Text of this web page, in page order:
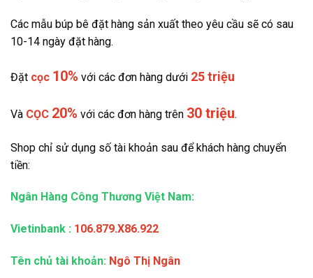
Các mẫu búp bê đặt hàng sản xuất theo yêu cầu sẽ có sau
10-14 ngày đặt hàng.
Đặt cọc 10% với các đơn hàng dưới 25 triệu
Và CỌC 20% với các đơn hàng trên 30 triệu.
Shop chỉ sử dụng số tài khoản sau để khách hàng chuyển
tiền:
Ngân Hàng Công Thương Việt Nam:
Vietinbank : 106.879.X86.922
Tên chủ tài khoản: Ngô Thị Ngân